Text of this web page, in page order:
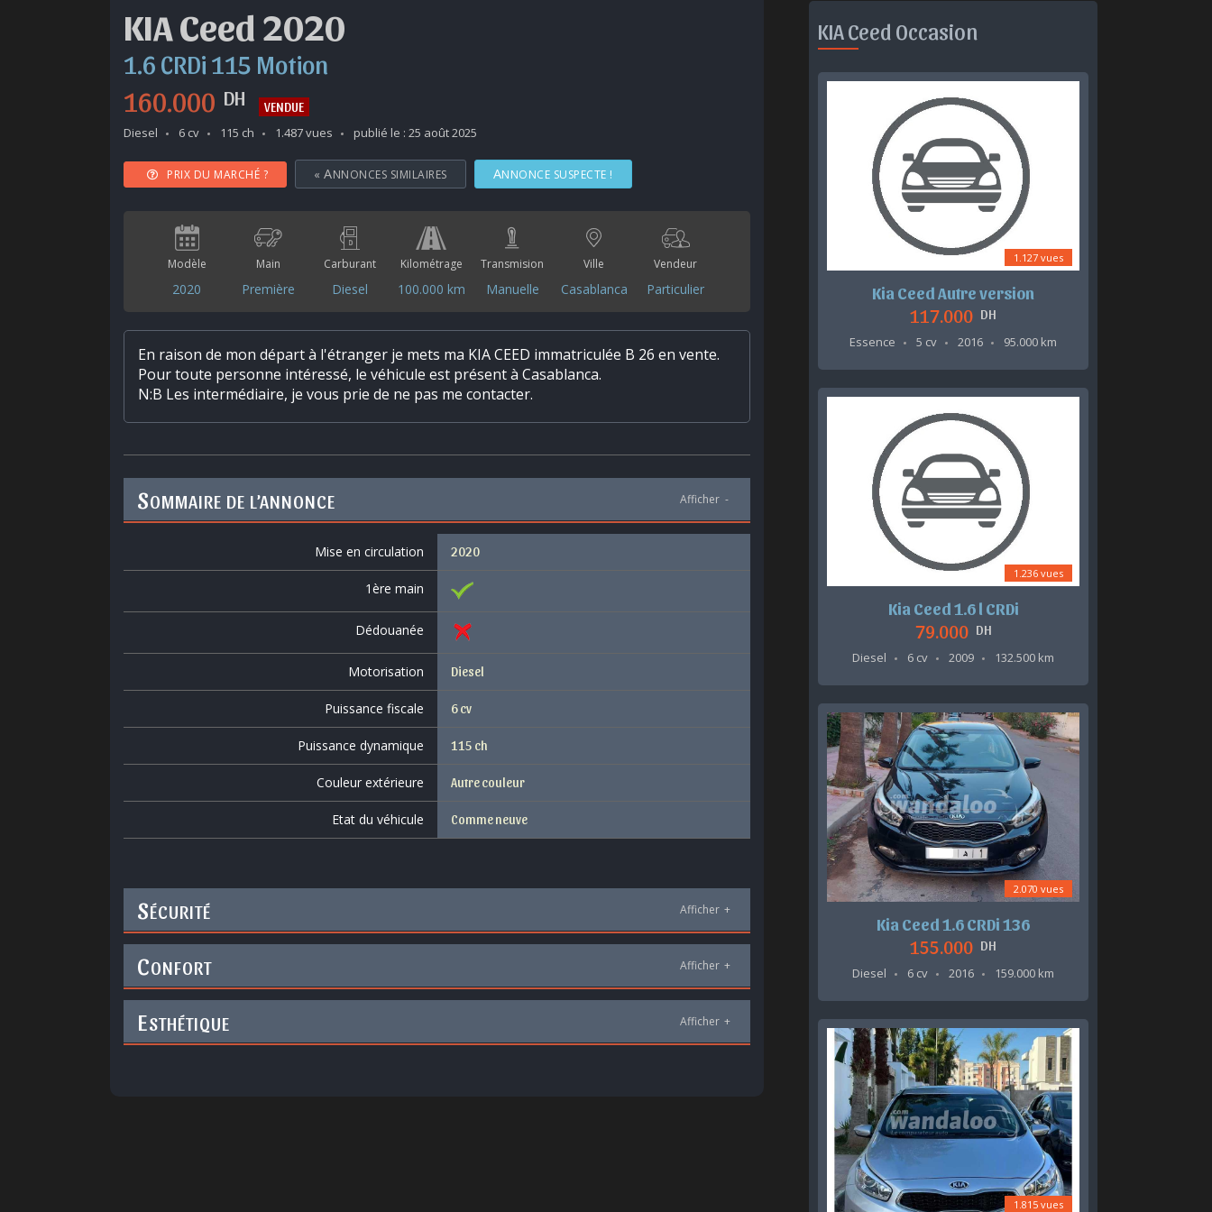
KIA Ceed 2020
1.6 CRDi 115 Motion
160.000 DH VENDUE
Diesel 6 cv 115 ch 1.487 vues publié le : 25 août 2025
PRIX DU MARCHÉ ? « ANNONCES SIMILAIRES ANNONCE SUSPECTE !
Modèle
2020
Main
Première
Carburant
Diesel
Kilométrage
100.000 km
Transmision
Manuelle
Ville
Casablanca
Vendeur
Particulier
En raison de mon départ à l'étranger je mets ma KIA CEED immatriculée B 26 en vente.
Pour toute personne intéressé, le véhicule est présent à Casablanca.
N:B Les intermédiaire, je vous prie de ne pas me contacter.
SOMMAIRE DE L’ANNONCE Afficher -
Mise en circulation 2020
1ère main
Dédouanée
Motorisation Diesel
Puissance fiscale 6 cv
Puissance dynamique 115 ch
Couleur extérieure Autre couleur
Etat du véhicule Comme neuve
SÉCURITÉ Afficher +
CONFORT Afficher +
ESTHÉTIQUE Afficher +
KIA Ceed Occasion
1.127 vues
Kia Ceed Autre version
117.000 DH
Essence
5 cv 2016 95.000 km
1.236 vues
Kia Ceed 1.6 l CRDi
79.000 DH
Diesel
6 cv 2009 132.500 km
2.070 vues
Kia Ceed 1.6 CRDi 136
155.000 DH
Diesel
6 cv 2016 159.000 km
1.815 vues